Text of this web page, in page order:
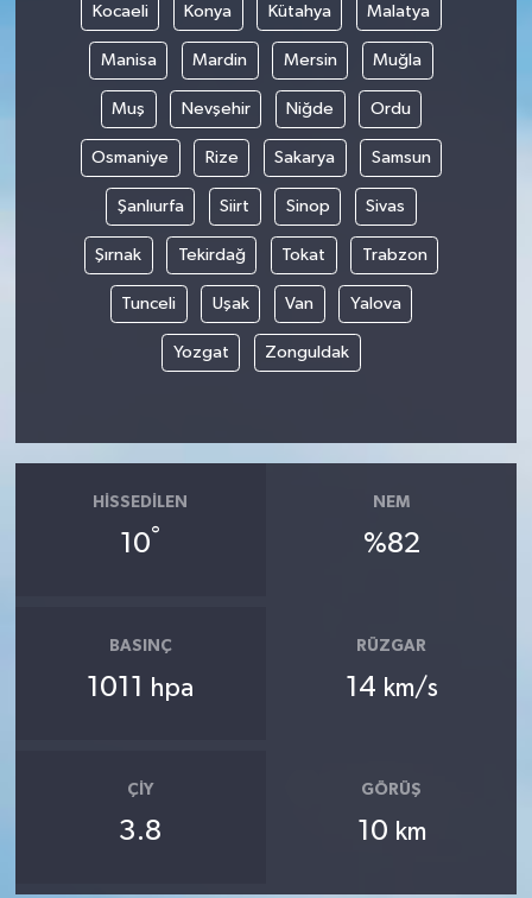
Kocaeli Konya Kütahya Malatya
Manisa Mardin Mersin Muğla
Muş Nevşehir Niğde Ordu
Osmaniye Rize Sakarya Samsun
Şanlıurfa Siirt Sinop Sivas
Şırnak Tekirdağ Tokat Trabzon
Tunceli Uşak Van Yalova
Yozgat Zonguldak
HISSEDILEN
10°
NEM
%82
BASINÇ
1011 hpa
RÜZGAR
14 km/s
ÇIY
3.8
GÖRÜŞ
10 km